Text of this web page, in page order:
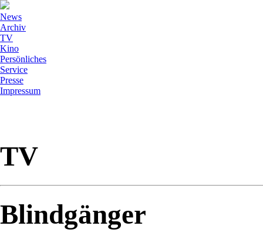
News
Archiv
TV
Kino
Persönliches
Service
Presse
Impressum
TV
Blindgänger